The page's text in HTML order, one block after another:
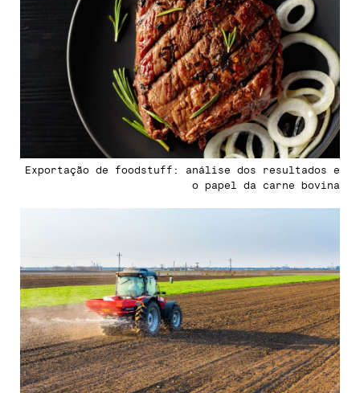
Exportação de foodstuff: análise dos resultados e
o papel da carne bovina